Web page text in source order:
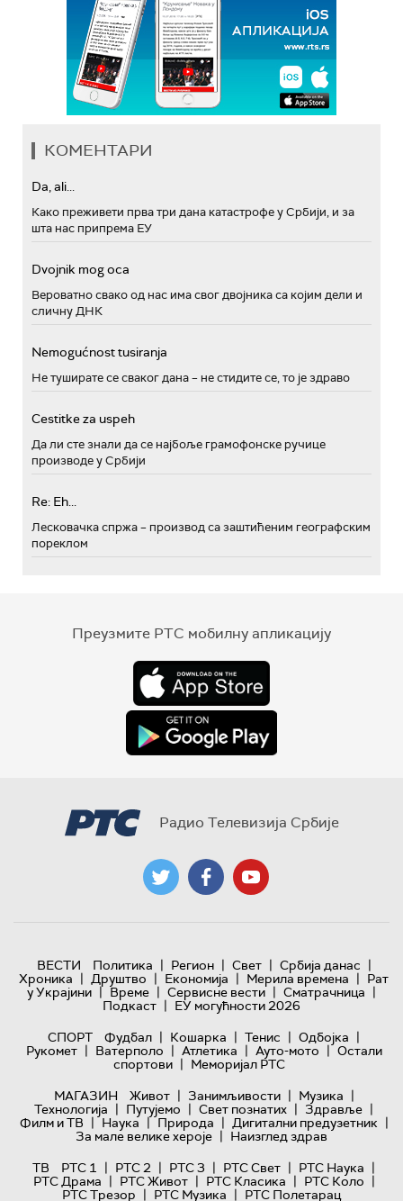
КОМЕНТАРИ
Da, ali...
Како преживети прва три дана катастрофе у Србији, и за
шта нас припрема ЕУ
Dvojnik mog oca
Вероватно свако од нас има свог двојника са којим дели и
сличну ДНК
Nemogućnost tusiranja
Не туширате се сваког дана – не стидите се, то је здраво
Cestitke za uspeh
Да ли сте знали да се најбоље грамофонске ручице
производе у Србији
Re: Eh...
Лесковачка спржа – производ са заштићеним географским
пореклом
Преузмите РТС мобилну апликацију
Радио Телевизија Србије
ВЕСТИ Политика | Регион | Свет | Србија данас |
Хроника | Друштво | Економија | Мерила времена | Рат
у Украјини | Време | Сервисне вести | Сматрачница |
Подкаст | ЕУ могућности 2026
СПОРТ
Фудбал | Кошарка | Тенис | Одбојка |
Рукомет | Ватерполо | Атлетика | Ауто-мото | Остали
спортови | Меморијал РТС
МАГАЗИН
Живот | Занимљивости | Музика |
Технологијa | Путујемо | Свет познатих | Здравље |
Филм и ТВ | Наука | Природа | Дигитални предузетник |
За мале велике хероје | Наизглед здрав
ТВ
РТС 1 | РТС 2 | РТС 3 | РТС Свет | РТС Наука |
РТС Драма | РТС Живот | РТС Класика | РТС Коло |
РТС Трезор | РТС Музика | РТС Полетарац